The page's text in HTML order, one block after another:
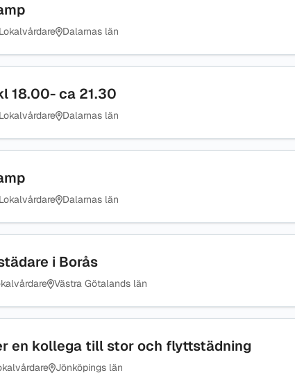
Dalarnas län
18.00- ca 21.30
Dalarnas län
Dalarnas län
i Borås
Västra Götalands län
en kollega till stor och flyttstädning
Jönköpings län